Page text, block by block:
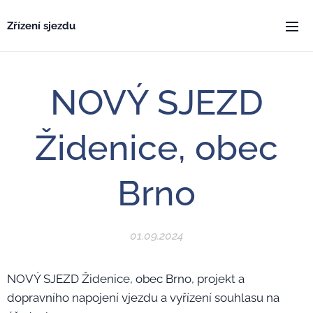
Zřízení sjezdu
NOVÝ SJEZD
Židenice, obec
Brno
01.09.2024
NOVÝ SJEZD Židenice, obec Brno, projekt a
dopravního napojení vjezdu a vyřízení souhlasu na